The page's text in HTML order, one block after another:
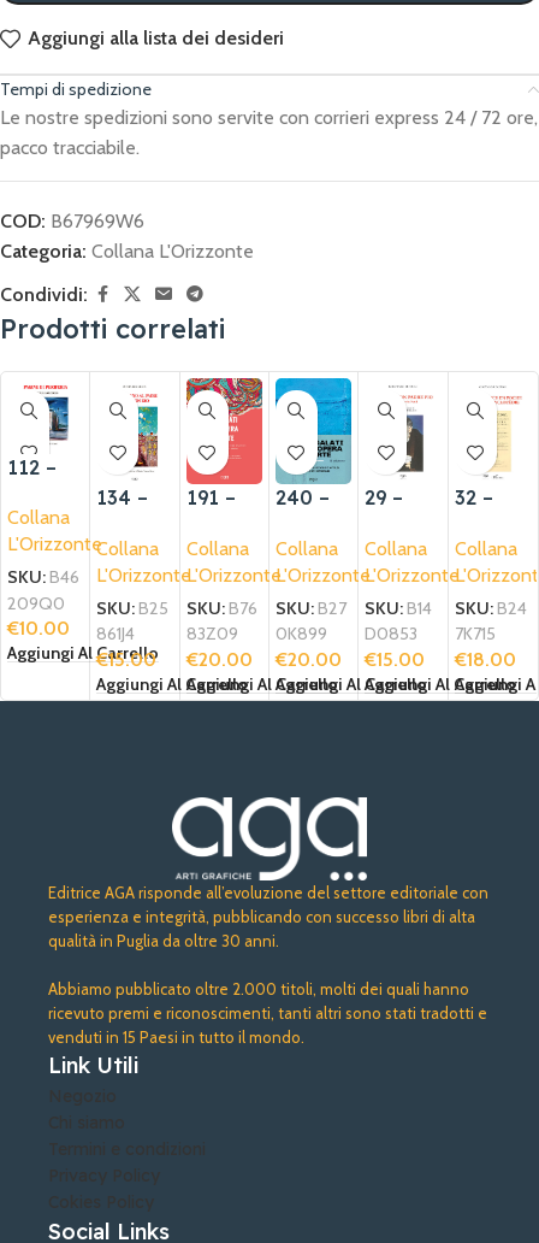
Aggiungi alla lista dei desideri
Tempi di spedizione
Le nostre spedizioni sono servite con corrieri express 24 / 72 ore,
pacco tracciabile.
COD: B67969W6
Categoria: Collana L'Orizzonte
Condividi:
Prodotti correlati
112 –
di
periferi
a
Collana
L'Orizzonte
SKU: B46
209Q0
€10.00
Aggiungi Al Carrello
134 –
ritorno
al
paese
del
buon
Dio
Collana
L'Orizzonte
SKU: B25
861J4
€15.00
Aggiungi Al Carrello
191 –
i
un’oper
a d’arte
Collana
L'Orizzonte
SKU: B76
83Z09
€20.00
Aggiungi Al Carrello
240 –
i
un’oper
a d’arte
II
edizion
e
Collana
L'Orizzonte
SKU: B27
0K899
€20.00
Aggiungi Al Carrello
29 –
con
Padre
Pio
Collana
L'Orizzonte
SKU: B14
D0853
€15.00
Aggiungi Al Carrello
32 –
sance
en
poche
ou de
lencycl
opédie
Collana
SKU: B24
7K715
€18.00
Aggiungi
Editrice AGA risponde all’evoluzione del settore editoriale con
esperienza e integrità, pubblicando con successo libri di alta
qualità in Puglia da oltre 30 anni.
Abbiamo pubblicato oltre 2.000 titoli, molti dei quali hanno
ricevuto premi e riconoscimenti, tanti altri sono stati tradotti e
venduti in 15 Paesi in tutto il mondo.
Link Utili
Negozio
Chi siamo
Termini e condizioni
Privacy Policy
Cokies Policy
Social Links